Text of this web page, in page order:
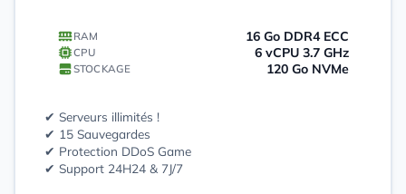
RAM 16 Go DDR4 ECC
CPU 6 vCPU 3.7 GHz
STOCKAGE 120 Go NVMe
✔ Serveurs illimités !
✔ 15 Sauvegardes
✔ Protection DDoS Game
✔ Support 24H24 & 7J/7